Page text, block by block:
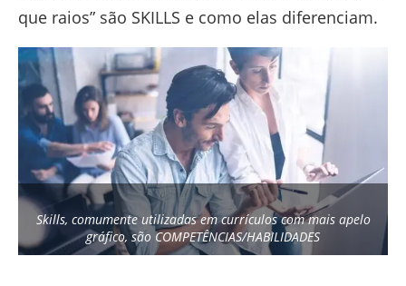
que raios” são SKILLS e como elas diferenciam.
Skills, comumente utilizadas em currículos com mais apelo
gráfico, são COMPETÊNCIAS/HABILIDADES